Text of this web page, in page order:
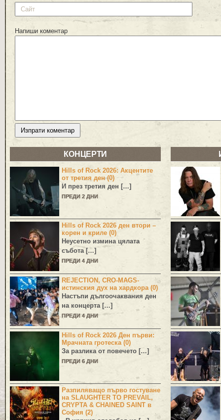
Напиши коментар
КОНЦЕРТИ
Hills of Rock 2026: Акцентите
от третия ден (0)
И през третия ден […]
ПРЕДИ 2 ДНИ
Hills of Rock 2026 ден втори –
корен и криле (0)
Неусетно измина цялата
събота […]
ПРЕДИ 4 ДНИ
REJECTION, CRO-MAGS-
истинския дух на хардкора (0)
Настъпи дългоочаквания ден
на концерта […]
ПРЕДИ 4 ДНИ
Hills of Rock 2026 Ден първи:
Мрачната гротеска (0)
За разлика от повечето […]
ПРЕДИ 6 ДНИ
Разпиляващо първо гостуване
на SLAUGHTER TO PREVAIL,
CRYPTA & CHAINED SAINT в
София (2)